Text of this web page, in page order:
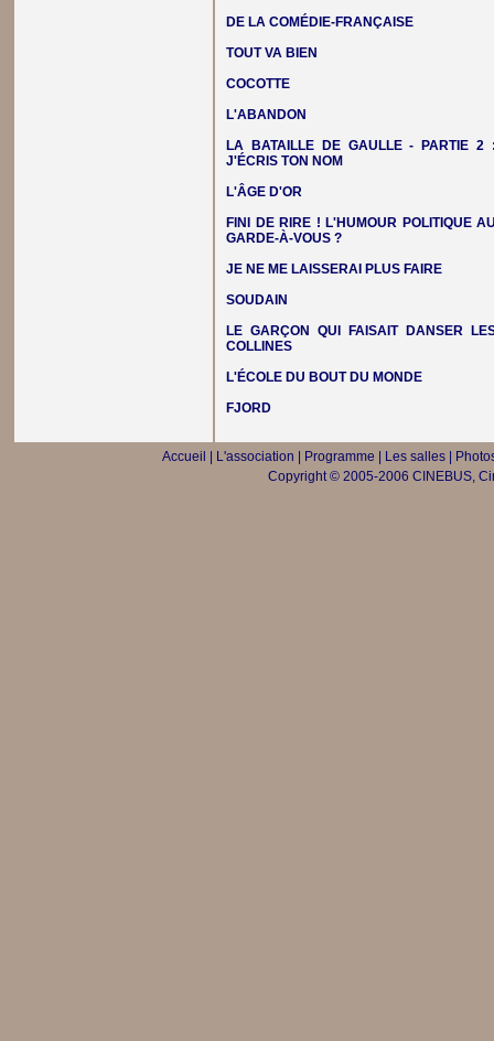
DE LA COMÉDIE-FRANÇAISE
TOUT VA BIEN
COCOTTE
L'ABANDON
LA BATAILLE DE GAULLE - PARTIE 2
J'ÉCRIS TON NOM
L'ÂGE D'OR
FINI DE RIRE ! L'HUMOUR POLITIQUE
GARDE-À-VOUS ?
JE NE ME LAISSERAI PLUS FAIRE
SOUDAIN
LE GARÇON QUI FAISAIT DANSER
COLLINES
L'ÉCOLE DU BOUT DU MONDE
FJORD
Accueil L'association Programme Les salles|
Copyright © 2005-2006 CINEBUS,